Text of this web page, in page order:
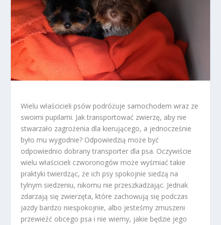
Wielu właścicieli psów podróżuje samochodem wraz ze
swoimi pupilami. Jak transportować zwierzę, aby nie
stwarzało zagrożenia dla kierującego, a jednocześnie
było mu wygodnie? Odpowiedzią może być
odpowiednio dobrany transporter dla psa. Oczywiście
wielu właścicieli czworonogów może wyśmiać takie
praktyki twierdząc, że ich psy spokojnie siedzą na
tylnym siedzeniu, nikomu nie przeszkadzając. Jednak
zdarzają się zwierzęta, które zachowują się podczas
jazdy bardzo niespokojnie, albo jesteśmy zmuszeni
przewieźć obcego psa i nie wiemy, jakie będzie jego